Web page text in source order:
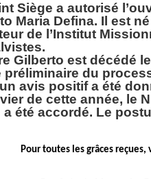
Siège a autorisé
Maria Defina. Il est
de l’Institut
Gilberto est décédé
préliminaire du
avis positif a été
de cette année, le
été accordé. Le
Pour toutes les grâces reçues,